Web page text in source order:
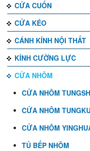
CỬA CUỐN
CỬA KÉO
CÁNH KÍNH NỘI THẤT
KÍNH CƯỜNG LỰC
CỬA NHÔM
CỬA NHÔM
CỬA NHÔM
CỬA NHÔM
TỦ BẾP NHÔM